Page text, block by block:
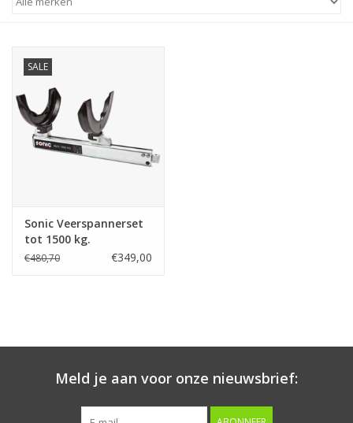
Automaterialen
Starten & laden
Diagnose & meten
Luchtgereedschap
SALE
Sonic Veerspannerset
tot 1500 kg.
€480,70 €349,00
Meld je aan voor onze nieuwsbrief: